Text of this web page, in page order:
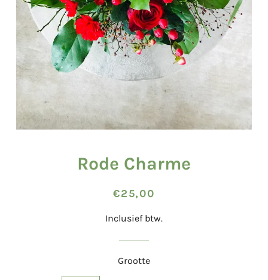
Rode Charme
Normale
Aanbiedingsprijs
€25,00
Inclusief btw.
Grootte